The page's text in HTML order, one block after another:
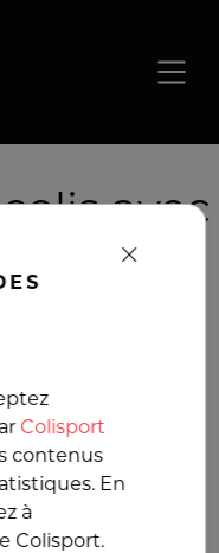
Colisport
contenus
En
à
Colisport.
avec
au